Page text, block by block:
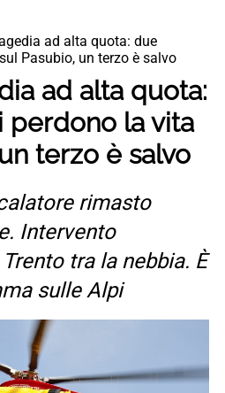
ad alta quota: due
Pasubio, un terzo è salvo
ad alta quota:
perdono la vita
terzo è salvo
rimasto
Intervento
tra la nebbia. È
sulle Alpi